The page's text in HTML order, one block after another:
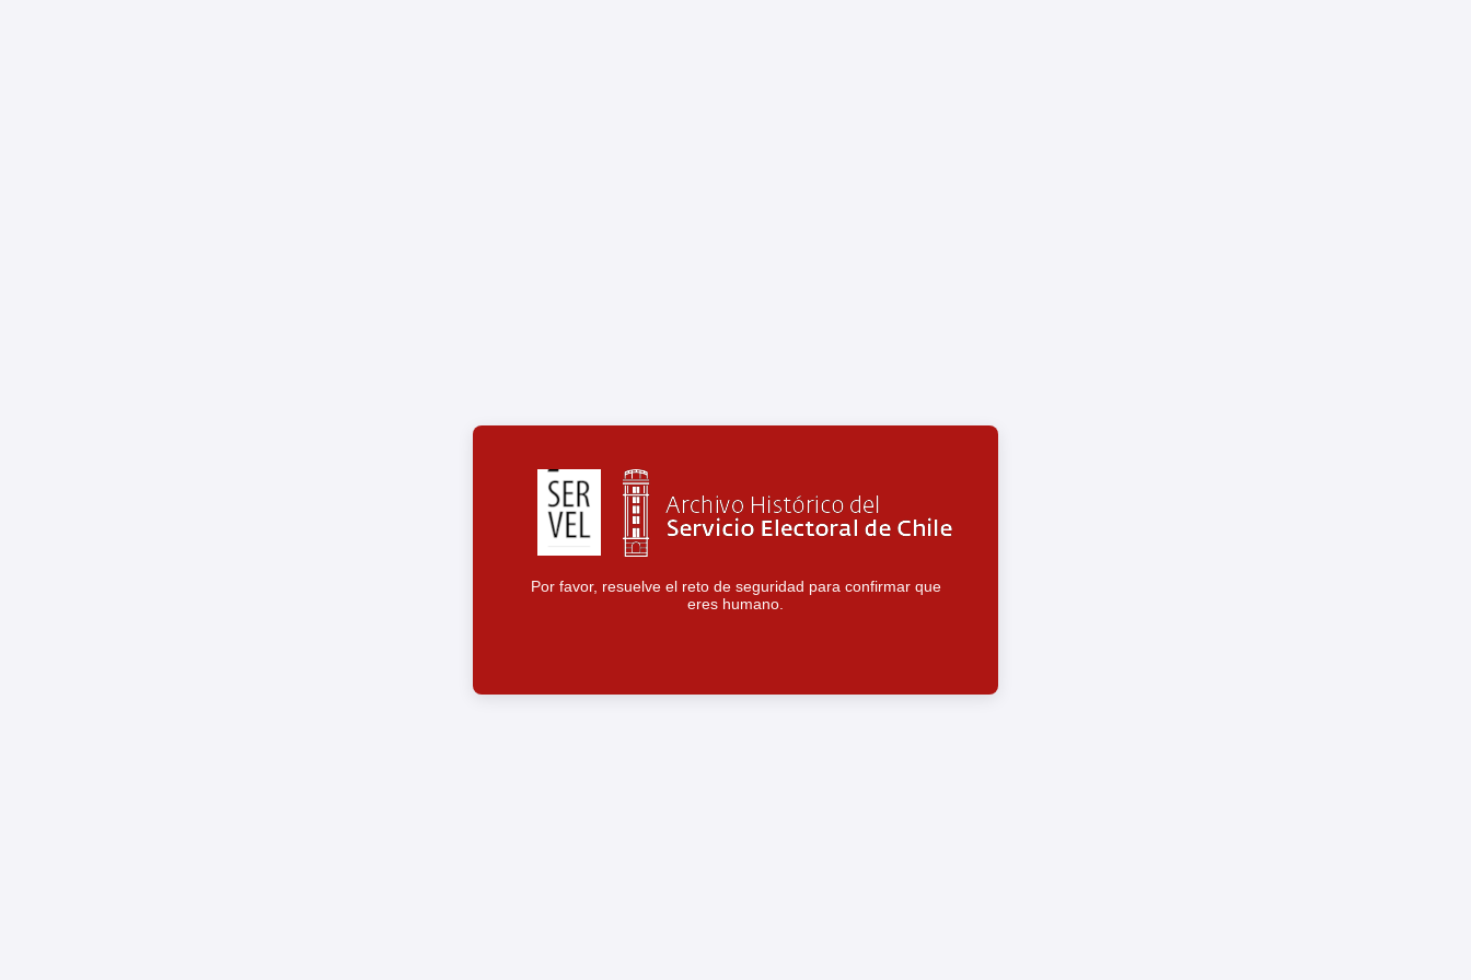
Por favor, resuelve el reto de seguridad para confirmar que
eres humano.